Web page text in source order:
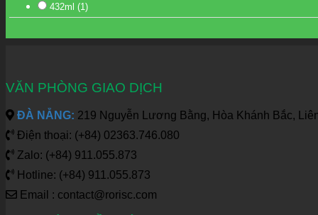
432ml (1)
VĂN PHÒNG GIAO DỊCH
ĐÀ NẴNG: 219 Nguyễn Lương Bằng, Hòa Khánh Bắc,
Điện thoại: (+84) 02363.746.080
Zalo: (+84) 911.055.873
Hotline: (+84) 911.055.873
Email : contact@rorisc.com